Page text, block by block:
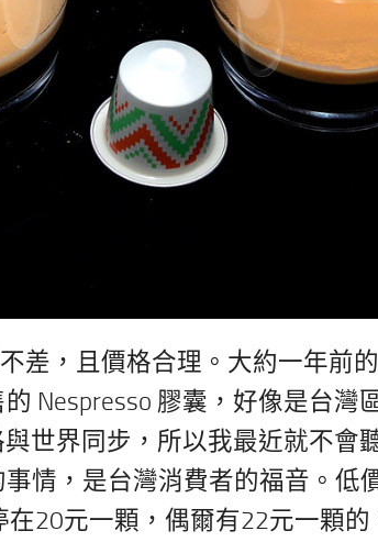
差，且價格合理。大約一年前
Nespresso 膠囊，好像是台灣
世界同步，所以我最近就不會
情，是台灣消費者的福音。低
20元一顆，偶爾有22元一顆的